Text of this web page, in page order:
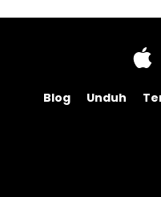
Blog Unduh